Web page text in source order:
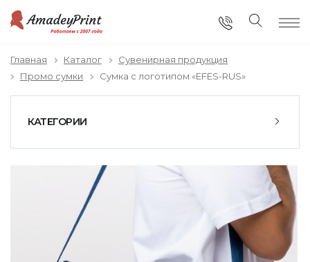
Главная Каталог
Сувенирная продукция
Промо сумки
Сумка с логотипом «EFES-RUS»
КАТЕГОРИИ